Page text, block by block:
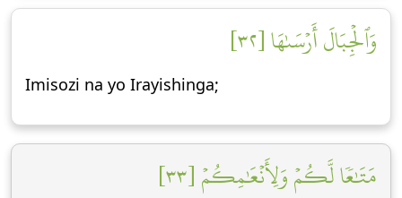
وَٱلۡجِبَالَ أَرۡسَىٰهَا [٣٢]
Imisozi na yo Irayishinga;
مَتَٰعٗا لَّكُمۡ وَلِأَنۡعَٰمِكُمۡ [٣٣]